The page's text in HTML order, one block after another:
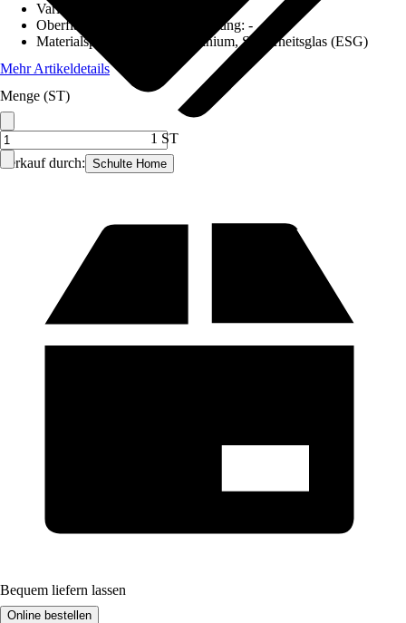
Verkauf durch: Schulte Home
Variante
Oberfläche/Oberflächenbehandlung: -
Materialspezifizierung
Aluminium, Sicherheitsglas (ESG)
Mehr Artikeldetails
Menge (ST)
1 ST
Bequem liefern lassen
Online bestellen